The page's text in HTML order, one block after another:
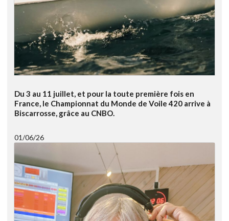
Du 3 au 11 juillet, et pour la toute première fois en
France, le Championnat du Monde de Voile 420 arrive à
Biscarrosse, grâce au CNBO.
01/06/26